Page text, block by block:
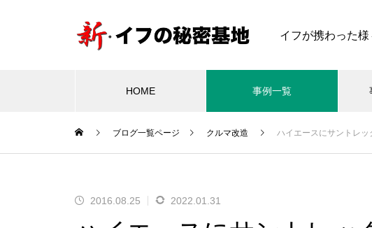
イフが携わった様
HOME 事例一覧
車いす 電動車いす
ブログ一覧ページ クルマ改造 ハイエースにサントレッ
2016.08.25 2022.01.31